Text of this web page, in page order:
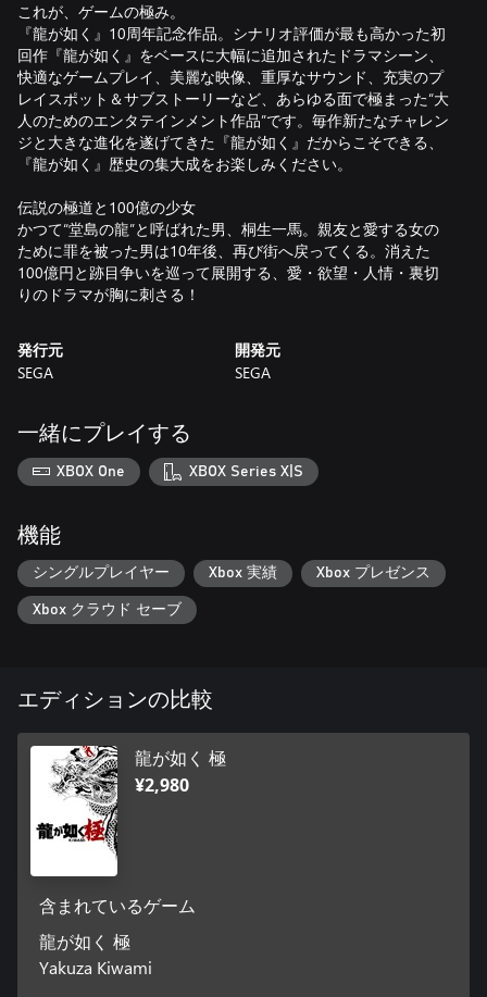
これが、ゲームの極み。
『龍が如く』10周年記念作品。シナリオ評価が最も高かった初
回作『龍が如く』をベースに大幅に追加されたドラマシーン、
快適なゲームプレイ、美麗な映像、重厚なサウンド、充実のプ
レイスポット＆サブストーリーなど、あらゆる面で極まった“大
人のためのエンタテインメント作品”です。毎作新たなチャレン
ジと大きな進化を遂げてきた『龍が如く』だからこそできる、
『龍が如く』歴史の集大成をお楽しみください。
伝説の極道と100億の少女
かつて“堂島の龍”と呼ばれた男、桐生一馬。親友と愛する女の
ために罪を被った男は10年後、再び街へ戻ってくる。消えた
100億円と跡目争いを巡って展開する、愛・欲望・人情・裏切
りのドラマが胸に刺さる！
発行元
SEGA
開発元
SEGA
一緒にプレイする
XBOX One XBOX Series X|S
機能
シングルプレイヤー Xbox 実績 Xbox プレゼンス
Xbox クラウド セーブ
エディションの比較
龍が如く 極
¥2,980
含まれているゲーム
龍が如く 極
Yakuza Kiwami